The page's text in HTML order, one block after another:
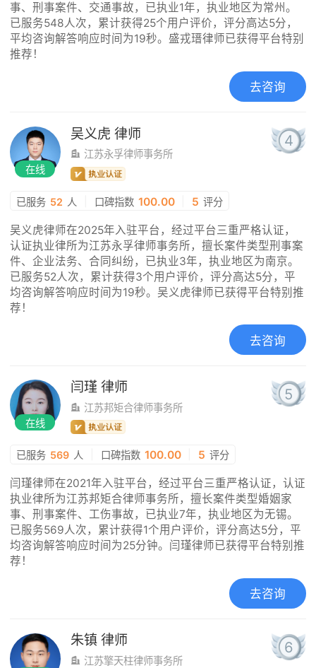
事、刑事案件、交通事故，已执业1年，执业地区为常州。
已服务548人次，累计获得25个用户评价，评分高达5分，
平均咨询解答响应时间为19秒。盛戎瑨律师已获得平台特别
推荐！
去咨询
在线
吴义虎 律师
江苏永孚律师事务所
4
已服务 52 人 口碑指数 100.00 5 评分
吴义虎律师在2025年入驻平台，经过平台三重严格认证，
认证执业律所为江苏永孚律师事务所，擅长案件类型刑事案
件、企业法务、合同纠纷，已执业3年，执业地区为南京。
已服务52人次，累计获得3个用户评价，评分高达5分，平
均咨询解答响应时间为19秒。吴义虎律师已获得平台特别推
荐！
去咨询
在线
闫瑾 律师
江苏邦矩合律师事务所
5
已服务 569 人 口碑指数 100.00 5 评分
闫瑾律师在2021年入驻平台，经过平台三重严格认证，认证
执业律所为江苏邦矩合律师事务所，擅长案件类型婚姻家
事、刑事案件、工伤事故，已执业7年，执业地区为无锡。
已服务569人次，累计获得1个用户评价，评分高达5分，平
均咨询解答响应时间为25分钟。闫瑾律师已获得平台特别推
荐！
去咨询
朱镇 律师
江苏擎天柱律师事务所
6